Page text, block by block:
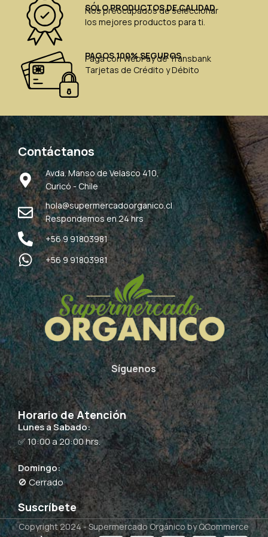
SÓLO PRODUCTOS DE CALIDAD
Nos preocupados de seleccionar
los mejores productos para ti.
PAGOS 100% SEGUROS
Paga con WebPay de Transbank
Tarjetas de Crédito y Débito
Contáctanos
Avda. Manso de Velasco 410,
Curicó - Chile
hola@supermercadoorganico.cl
Respondemos en 24 hrs
+56 9 91803981
+56 9 91803981
Síguenos
Horario de Atención
Lunes a Sabado:
✅ 10:00 a 20:00 hrs.
Domingo:
🚫 Cerrado
Suscríbete
Copyright 2024 -Supermercado Orgánico by QCommerce